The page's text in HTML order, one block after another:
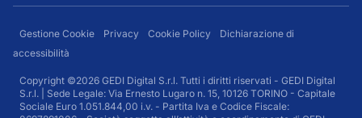
Gestione Cookie Privacy Cookie Policy
Dichiarazione di
accessibilità
Copyright ©2026 GEDI Digital S.r.l. Tutti i diritti riservati - GEDI Digital
S.r.l. | Sede Legale: Via Ernesto Lugaro n. 15, 10126 TORINO - Capitale
Sociale Euro 1.051.844,00 i.v. - Partita Iva e Codice Fiscale: